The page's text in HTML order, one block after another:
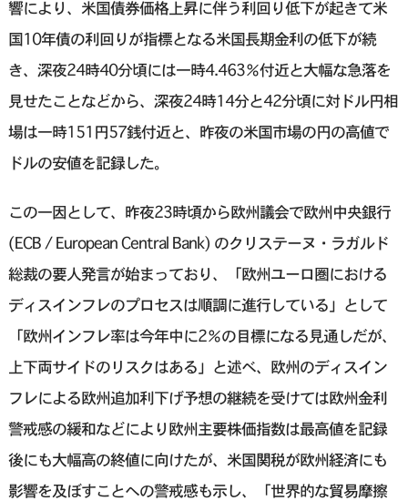
響により、米国債券価格上昇に伴う利回り低下が起きて米
国10年債の利回りが指標となる米国長期金利の低下が続
き、深夜24時40分頃には一時4.463％付近と大幅な急落を
見せたことなどから、深夜24時14分と42分頃に対ドル円相
場は一時151円57銭付近と、昨夜の米国市場の円の高値で
ドルの安値を記録した。
この一因として、昨夜23時頃から欧州議会で欧州中央銀行
(ECB / European Central Bank) のクリステーヌ・ラガルド
総裁の要人発言が始まっており、「欧州ユーロ圏における
ディスインフレのプロセスは順調に進行している」として
「欧州インフレ率は今年中に2％の目標になる見通しだが、
上下両サイドのリスクはある」と述べ、欧州のディスイン
フレによる欧州追加利下げ予想の継続を受けては欧州金利
警戒感の緩和などにより欧州主要株価指数は最高値を記録
後にも大幅高の終値に向けたが、米国関税が欧州経済にも
影響を及ぼすことへの警戒感も示し、「世界的な貿易摩擦